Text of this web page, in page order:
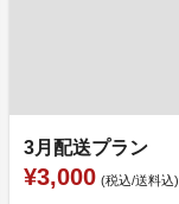
3月配送プラン
¥3,000 (税込/送料込)